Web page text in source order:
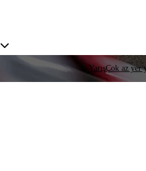
YarışÇok az yer